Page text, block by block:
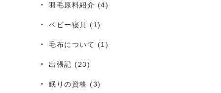
羽毛原料紹介 (4)
ベビー寝具 (1)
毛布について (1)
出張記 (23)
眠りの資格 (3)